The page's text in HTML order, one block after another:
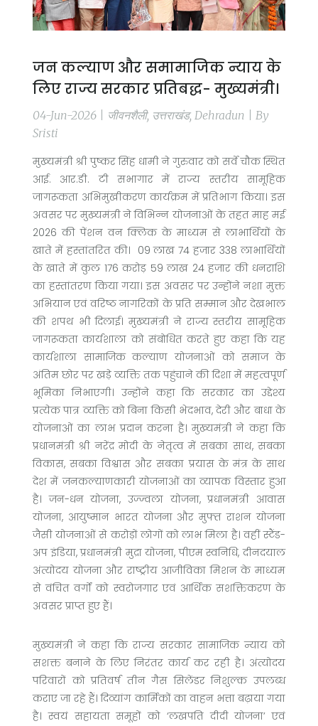
जन कल्याण और समामाजिक न्याय के
लिए राज्य सरकार प्रतिबद्ध- मुख्यमंत्री।
04-Jun-2026 | जीवनशैली, उत्तराखंड, Dehradun | By
Sristi
मुख्यमंत्री श्री पुष्कर सिंह धामी ने गुरुवार को सर्वे चौक स्थित
आई. आर.डी. टी सभागार में राज्य स्तरीय सामूहिक
जागरूकता अभिमुखीकरण कार्यक्रम में प्रतिभाग किया। इस
अवसर पर मुख्यमंत्री ने विभिन्न योजनाओं के तहत माह मई
2026 की पेंशन वन क्लिक के माध्यम से लाभार्थियों के
खाते में हस्तांतरित की। 09 लाख 74 हजार 338 लाभार्थियों
के खाते में कुल 176 करोड़ 59 लाख 24 हजार की धनराशि
का हस्तांतरण किया गया। इस अवसर पर उन्होंने नशा मुक्त
अभियान एवं वरिष्ठ नागरिकों के प्रति सम्मान और देखभाल
की शपथ भी दिलाई। मुख्यमंत्री ने राज्य स्तरीय सामूहिक
जागरूकता कार्यशाला को संबोधित करते हुए कहा कि यह
कार्यशाला सामाजिक कल्याण योजनाओं को समाज के
अंतिम छोर पर खड़े व्यक्ति तक पहुंचाने की दिशा में महत्वपूर्ण
भूमिका निभाएगी। उन्होंने कहा कि सरकार का उद्देश्य
प्रत्येक पात्र व्यक्ति को बिना किसी भेदभाव, देरी और बाधा के
योजनाओं का लाभ प्रदान करना है। मुख्यमंत्री ने कहा कि
प्रधानमंत्री श्री नरेंद्र मोदी के नेतृत्व में सबका साथ, सबका
विकास, सबका विश्वास और सबका प्रयास के मंत्र के साथ
देश में जनकल्याणकारी योजनाओं का व्यापक विस्तार हुआ
है। जन-धन योजना, उज्ज्वला योजना, प्रधानमंत्री आवास
योजना, आयुष्मान भारत योजना और मुफ्त राशन योजना
जैसी योजनाओं से करोड़ों लोगों को लाभ मिला है। वहीं स्टैंड-
अप इंडिया, प्रधानमंत्री मुद्रा योजना, पीएम स्वनिधि, दीनदयाल
अंत्योदय योजना और राष्ट्रीय आजीविका मिशन के माध्यम
से वंचित वर्गों को स्वरोजगार एवं आर्थिक सशक्तिकरण के
अवसर प्राप्त हुए हैं।
मुख्यमंत्री ने कहा कि राज्य सरकार सामाजिक न्याय को
सशक्त बनाने के लिए निरंतर कार्य कर रही है। अंत्योदय
परिवारों को प्रतिवर्ष तीन गैस सिलेंडर निशुल्क उपलब्ध
कराए जा रहे हैं। दिव्यांग कार्मिकों का वाहन भत्ता बढ़ाया गया
है। स्वयं सहायता समूहों को ‘लखपति दीदी योजना’ एवं